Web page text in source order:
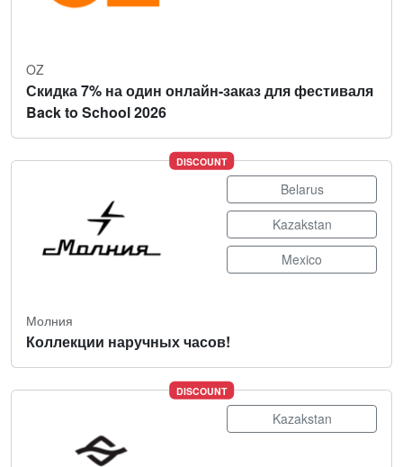
OZ
Скидка 7% на один онлайн-заказ для фестиваля
Back to School 2026
DISCOUNT
Belarus
Kazakstan
Mexico
Молния
Коллекции наручных часов!
DISCOUNT
Kazakstan